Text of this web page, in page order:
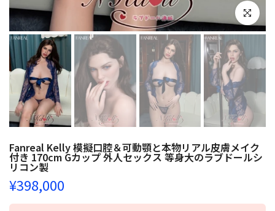
クリックし
Fanreal Kelly 模擬口腔＆可動顎と本物リアル皮膚メイク
付き 170cm Gカップ 外人セックス 等身大のラブドールシ
リコン製
¥398,000